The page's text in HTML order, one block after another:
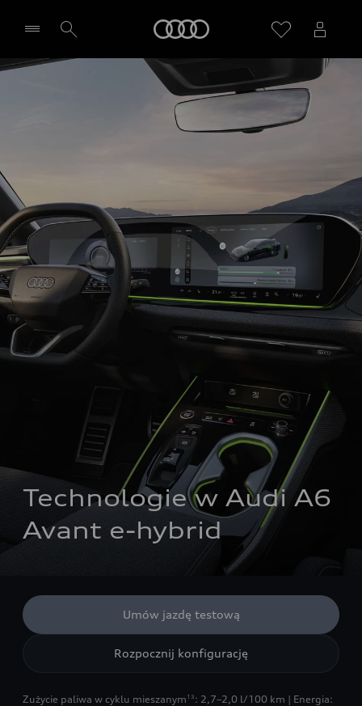
Wybierz Twojego Partnera Audi
Technologie
Zapytaj o indywidualną ofertę
Technologie w Audi A6
Avant e-hybrid
Umów jazdę testową
Rozpocznij konfigurację
Zużycie paliwa w cyklu mieszanym 13 : 2,7–2,0 l/100 km | Energia: